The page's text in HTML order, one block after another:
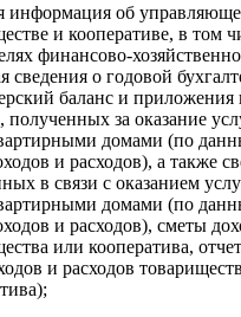
информация об
и кооперативе, в том
финансово-
сведения о годовой
баланс и приложения
полученных за оказание
домами (по
и расходов), а также
в связи с оказанием
домами (по
и расходов), сметы
или кооператива,
и расходов